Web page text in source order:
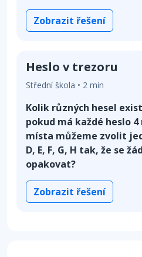
Zobrazit řešení
Heslo v trezoru
Střední škola • 2 min
Kolik různých hesel
pokud má každé heslo
místa můžeme zvolit
D, E, F, G, H tak, že se
opakovat?
Zobrazit řešení